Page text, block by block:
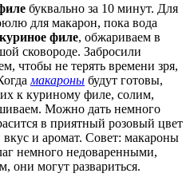
буквально за 10 минут. Для
для макарон, пока вода
филе, обжариваем в
сковороде. Забросили
чтобы не терять времени зря,
макароны будут готовы,
к куриному филе, солим,
Можно дать немного
в приятный розовый цвет
и аромат. Совет: макароны
немного недоваренными,
они могут развариться.